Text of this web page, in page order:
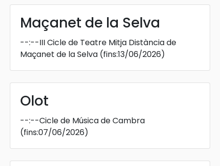
Maçanet de la Selva
--:--III Cicle de Teatre Mitja Distància de
Maçanet de la Selva (fins:13/06/2026)
Olot
--:--Cicle de Música de Cambra
(fins:07/06/2026)